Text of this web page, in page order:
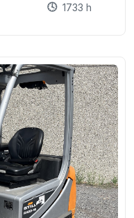
1733 h